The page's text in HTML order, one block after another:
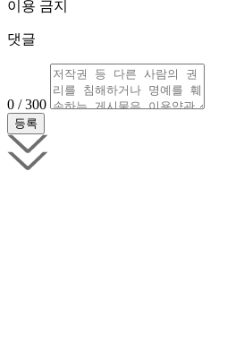
이용 금지
댓글
0 / 300